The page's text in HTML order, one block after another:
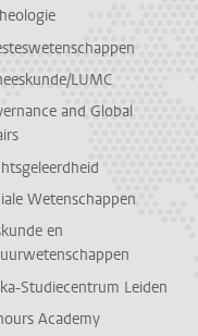
LUMC
and Global
Wetenschappen
en
Studiecentrum Leiden
Academy